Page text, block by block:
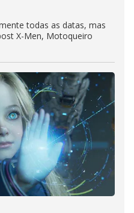
todas as datas, mas
X-Men, Motoqueiro